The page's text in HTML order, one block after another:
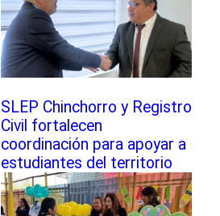
SLEP Chinchorro y Registro
Civil fortalecen
coordinación para apoyar a
estudiantes del territorio